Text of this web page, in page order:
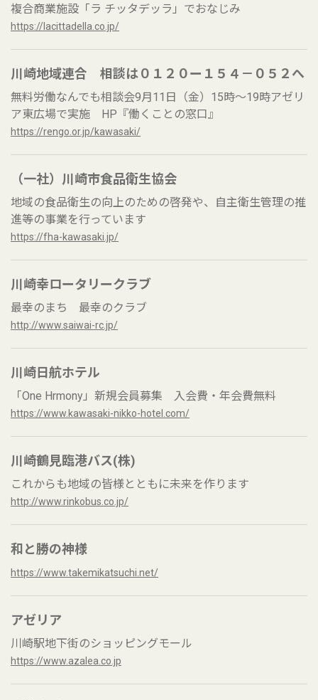
複合商業施設「ラ チッタデッラ」でおなじみ
https://lacittadella.co.jp/
川崎地域連合 相談は０１２０ー１５４－０５２へ
無料労働なんでも相談会9月11日（金）15時～19時アゼリ
ア東広場で実施 HP『働くことの窓口』
https://rengo.or.jp/kawasaki/
（一社）川崎市食品衛生協会
地域の食品衛生の向上のための啓発や、自主衛生管理の推
進等の事業を行っています
https://fha-kawasaki.jp/
川崎幸ロータリークラブ
最幸のまち 最幸のクラブ
http://www.saiwai-rc.jp/
川崎日航ホテル
「One Hrmony」新規会員募集 入会費・年会費無料
https://www.kawasaki-nikko-hotel.com/
川崎鶴見臨港バス(株)
これからも地域の皆様とともに未来を作ります
http://www.rinkobus.co.jp/
和と勝の神様
https://www.takemikatsuchi.net/
アゼリア
川崎駅地下街のショッピングモール
https://www.azalea.co.jp